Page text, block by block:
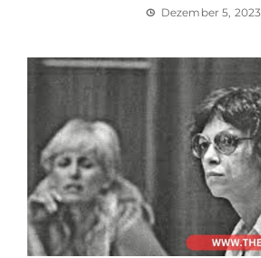
Dezember 5, 2023